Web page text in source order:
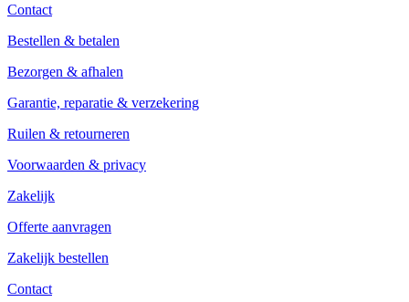
Contact
Bestellen & betalen
Bezorgen & afhalen
Garantie, reparatie & verzekering
Ruilen & retourneren
Voorwaarden & privacy
Zakelijk
Offerte aanvragen
Zakelijk bestellen
Contact